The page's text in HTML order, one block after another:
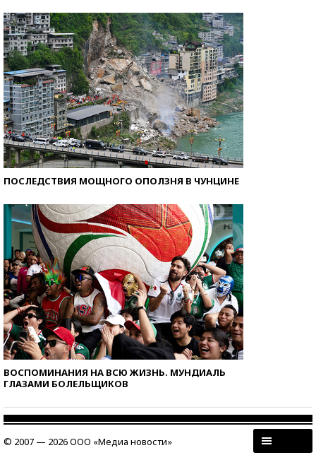
ПОСЛЕДСТВИЯ МОЩНОГО ОПОЛЗНЯ В ЧУНЦИНЕ
ВОСПОМИНАНИЯ НА ВСЮ ЖИЗНЬ. МУНДИАЛЬ
ГЛАЗАМИ БОЛЕЛЬЩИКОВ
© 2007 — 2026 ООО «Медиа новости»